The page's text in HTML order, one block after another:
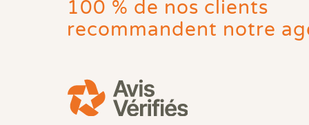
100 % de nos clients
recommandent notre